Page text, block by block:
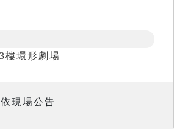
樓環形劇場
現場公告